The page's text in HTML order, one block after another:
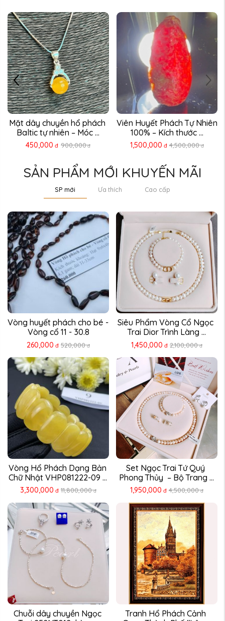
Mặt Dây Chuyền Hổ Phách
Nga Tự Nhiên 100% Hóa ...
Viên Đá Hổ Phách Baltic
Vàng Mật Ong Nguyên ...
4,900,000 đ 9,800,000 đ
SẢN PHẨM MỚI KHUYẾN MÃI
SP mới Ưa thích Cao cấp
Vòng huyết phách cho bé -
Vòng cổ 11 - 30.8
260,000 đ 520,000 đ
Siêu Phẩm Vòng Cổ Ngọc
Trai Dior Trình Làng ...
1,450,000 đ 2,100,000 đ
Vòng Hổ Phách Dạng Bản
Chữ Nhật VHP081222-09 –
...
3,300,000 đ 11,800,000 đ
Set Ngọc Trai Tứ Quý
Phong Thủy  – Bộ Trang ...
1,950,000 đ 4,500,000 đ
Chuỗi dây chuyền Ngọc
Tranh Hổ Phách Cảnh